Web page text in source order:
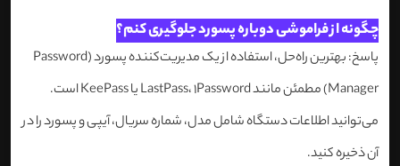
چگونه از فراموشی دوباره پسورد جلوگیری کنم؟
پاسخ: بهترین راه‌حل، استفاده از یک مدیریت‌کننده پسورد (Password
Manager) مطمئن مانند LastPass، 1Password یا KeePass است.
می‌توانید اطلاعات دستگاه شامل مدل، شماره سریال، آیپی و پسورد را در
آن ذخیره کنید.